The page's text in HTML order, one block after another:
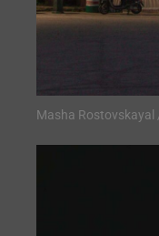
Masha Rostovskayal